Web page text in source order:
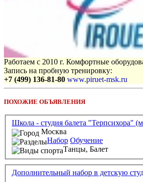
Работаем с 2010 г. Комфортные
Запись на пробную тренировку:
+7 (499) 136-81-80 www.piruet-msk.ru
ПОХОЖИЕ ОБЪЯВЛЕНИЯ
Школа - студия балета "Терпсихора"
Москва
Набор Обучение
Танцы, Балет
Дополнительный набор в детскую